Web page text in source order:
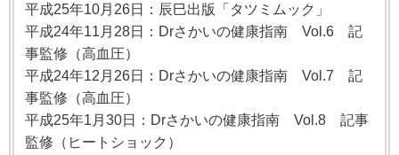
平成25年10月26日：辰巳出版「タツミムック」
平成24年11月28日：Drさかいの健康指南 Vol.6 記
事監修（高血圧）
平成24年12月26日：Drさかいの健康指南 Vol.7 記
事監修（高血圧）
平成25年1月30日：Drさかいの健康指南 Vol.8 記事
監修（ヒートショック）